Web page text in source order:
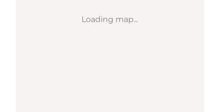
Loading map...